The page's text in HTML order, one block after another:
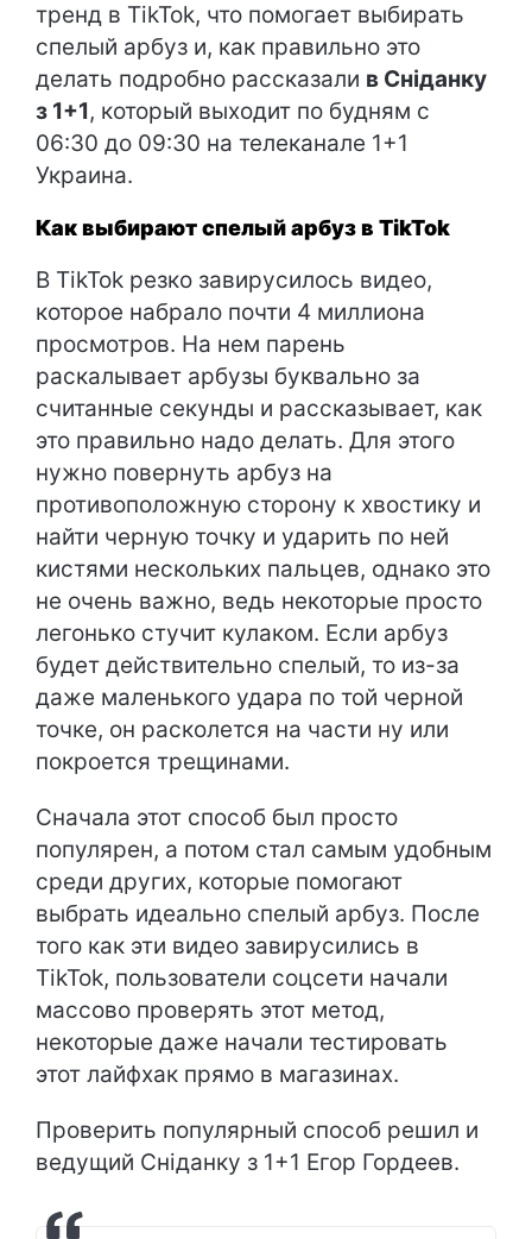
тренд в TikTok, что помогает выбирать
спелый арбуз и, как правильно это
делать подробно рассказали в Сніданку
з 1+1, который выходит по будням с
06:30 до 09:30 на телеканале 1+1
Украина.
Как выбирают спелый арбуз в TikTok
В TikTok резко завирусилось видео,
которое набрало почти 4 миллиона
просмотров. На нем парень
раскалывает арбузы буквально за
считанные секунды и рассказывает, как
это правильно надо делать. Для этого
нужно повернуть арбуз на
противоположную сторону к хвостику и
найти черную точку и ударить по ней
кистями нескольких пальцев, однако это
не очень важно, ведь некоторые просто
легонько стучит кулаком. Если арбуз
будет действительно спелый, то из-за
даже маленького удара по той черной
точке, он расколется на части ну или
покроется трещинами.
Сначала этот способ был просто
популярен, а потом стал самым удобным
среди других, которые помогают
выбрать идеально спелый арбуз. После
того как эти видео завирусились в
TikTok, пользователи соцсети начали
массово проверять этот метод,
некоторые даже начали тестировать
этот лайфхак прямо в магазинах.
Проверить популярный способ решил и
ведущий Сніданку з 1+1 Егор Гордеев.